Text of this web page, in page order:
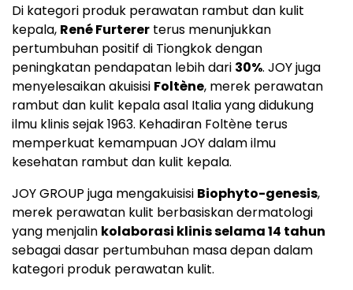
Di kategori produk perawatan rambut dan kulit
kepala, René Furterer terus menunjukkan
pertumbuhan positif di Tiongkok dengan
peningkatan pendapatan lebih dari 30%. JOY juga
menyelesaikan akuisisi Foltène, merek perawatan
rambut dan kulit kepala asal Italia yang didukung
ilmu klinis sejak 1963. Kehadiran Foltène terus
memperkuat kemampuan JOY dalam ilmu
kesehatan rambut dan kulit kepala.
JOY GROUP juga mengakuisisi Biophyto-genesis,
merek perawatan kulit berbasiskan dermatologi
yang menjalin kolaborasi klinis selama 14 tahun
sebagai dasar pertumbuhan masa depan dalam
kategori produk perawatan kulit.